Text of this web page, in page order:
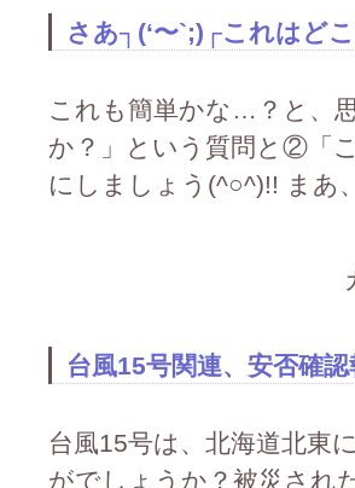
さあ┐(‘〜`;)┌これはど
これも簡単かな…？と、
か？」という質問と②「
にしましょう(^○^)!! まあ
台風15号関連、安否確認
台風15号は、北海道北東
がでしょうか？被災され